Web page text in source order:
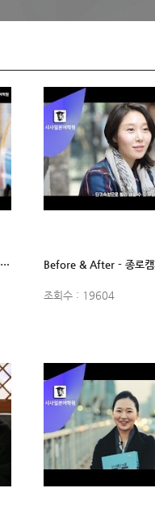
Before & After - 강남캠퍼스 김은지 학생 x 나카지마 센세 :) Before & After - 종로캠
조회수 : 19604